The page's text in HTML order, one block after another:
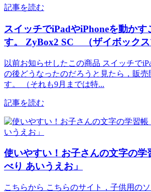
記事を読む
スイッチでiPadやiPhoneを動かす
す。 ZyBox2 SC （ザイボックス
以前お知らせしたこの商品 スイッチで
の後どうなったのだろうと見たら，販
す。 （それも9月までは特...
記事を読む
使いやすい！お子さんの文字の学
べり あいうえお」
こちらから こちらのサイト，子供用の